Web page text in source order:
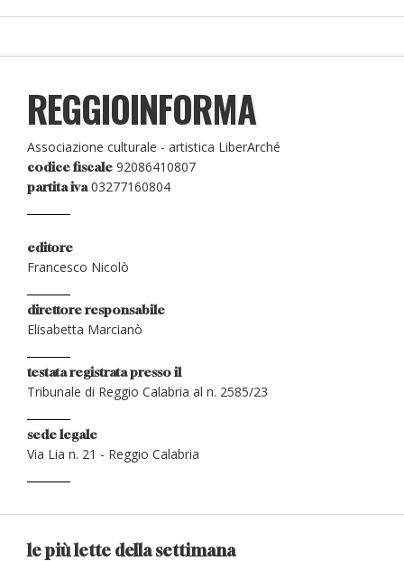
REGGIOINFORMA
Associazione culturale - artistica LiberArché
codice fiscale 92086410807
partita iva03277160804
editore
Francesco Nicolò
direttore responsabile
Elisabetta Marcianò
testata registrata presso il
Tribunale di Reggio Calabria al n. 2585/23
sede legale
Via Lia n. 21 - Reggio Calabria
le più lette della settimana